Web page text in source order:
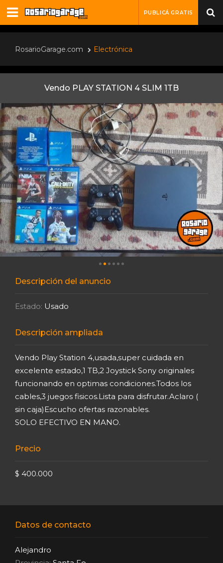
PUBLICÁ GRATIS
RosarioGarage.com Electrónica
Vendo PLAY STATION 4 SLIM 1TB
Descripción del anuncio
Estado: Usado
Descripción ampliada
Vendo Play Station 4,usada,super cuidada en
excelente estado,1 TB,2 Joystick Sony originales
funcionando en optimas condiciones.Todos los
cables,3 juegos fisicos.Lista para disfrutar.Aclaro (
sin caja)Escucho ofertas razonables.
SOLO EFECTIVO EN MANO.
Precio
$ 400.000
Datos de contacto
Alejandro